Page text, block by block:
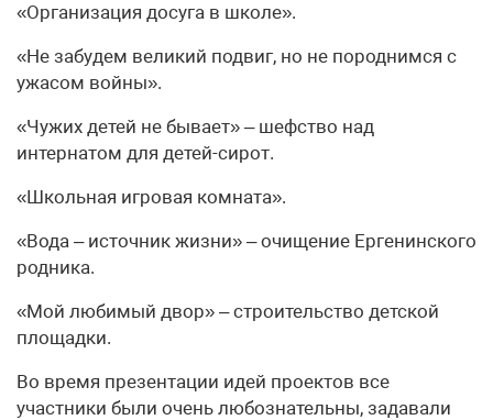
«Организация досуга в школе».
«Не забудем великий подвиг, но не породнимся с
ужасом войны».
«Чужих детей не бывает» – шефство над
интернатом для детей-сирот.
«Школьная игровая комната».
«Вода – источник жизни» – очищение Ергенинского
родника.
«Мой любимый двор» – строительство детской
площадки.
Во время презентации идей проектов все
участники были очень любознательны, задавали